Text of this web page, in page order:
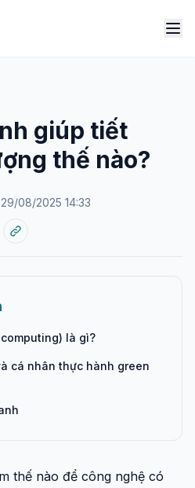
giúp tiết
thế nào?
29/08/2025 14:33
là gì?
cá nhân thực hành green
thế nào để công nghệ có